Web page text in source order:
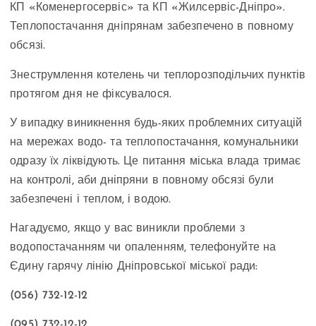
КП «Коменергосервіс» та КП «Жилсервіс-Дніпро».
Теплопостачання дніпрянам забезпечено в повному
обсязі.
Знеструмлення котелень чи теплорозподільчих пунктів
протягом дня не фіксувалося.
У випадку виникнення будь-яких проблемних ситуацій
на мережах водо- та теплопостачання, комунальники
одразу їх ліквідують. Це питання міська влада тримає
на контролі, аби дніпряни в повному обсязі були
забезпечені і теплом, і водою.
Нагадуємо, якщо у вас виникли проблеми з
водопостачанням чи опаленням, телефонуйте на
Єдину гарячу лінію Дніпровської міської ради:
(056) 732-12-12